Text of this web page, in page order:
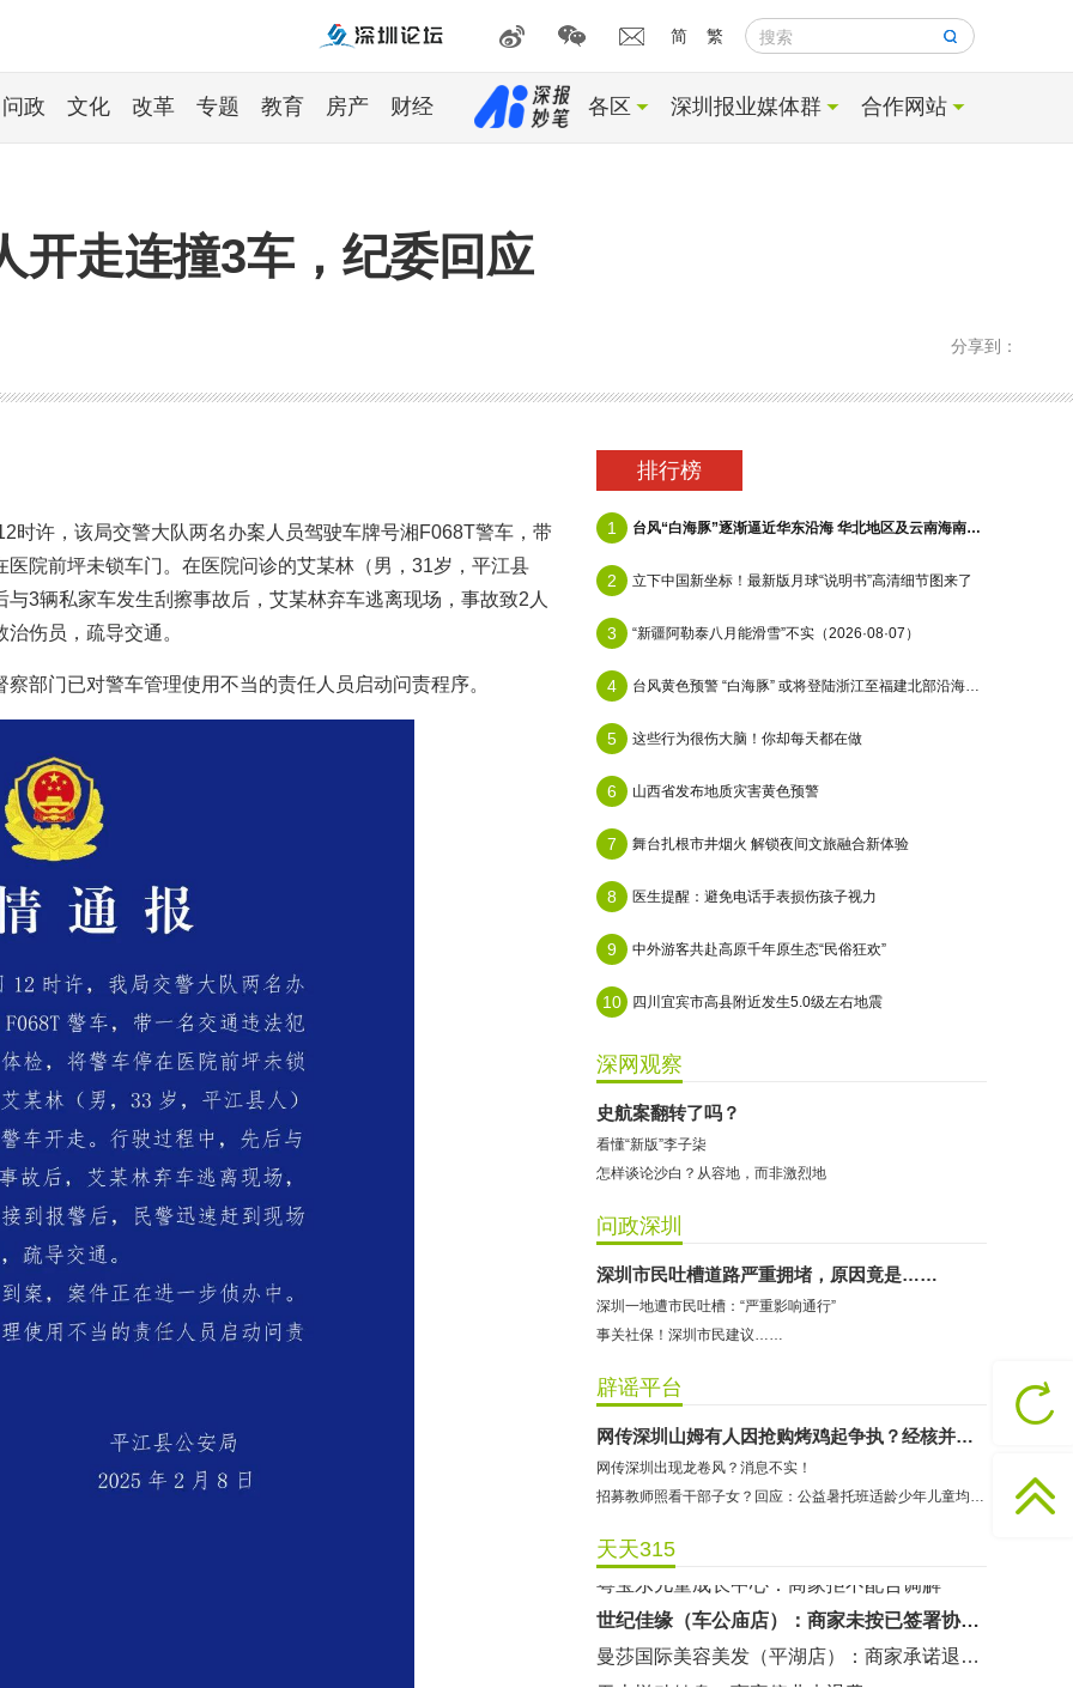
简 繁 搜索
问政 文化 改革 专题 教育 房产 财经 各区 深圳报业媒体群 合作网站
开走连撞3车，纪委回应
分享到：
时许，该局交警大队两名办案人员驾驶车牌号湘F068T警车，带
院前坪未锁车门。在医院问诊的艾某林（男，31岁，平江县
3辆私家车发生刮擦事故后，艾某林弃车逃离现场，事故致2人
伤员，疏导交通。
部门已对警车管理使用不当的责任人员启动问责程序。
排行榜
1 台风“白海豚”逐渐逼近华东沿海 华北地区及云南海南等地有降雨
2 立下中国新坐标！最新版月球“说明书”高清细节图来了
3 “新疆阿勒泰八月能滑雪”不实（2026·08·07）
4 台风黄色预警 “白海豚” 或将登陆浙江至福建北部沿海地区
5 这些行为很伤大脑！你却每天都在做
6 山西省发布地质灾害黄色预警
7 舞台扎根市井烟火 解锁夜间文旅融合新体验
8 医生提醒：避免电话手表损伤孩子视力
9 中外游客共赴高原千年原生态“民俗狂欢”
10 四川宜宾市高县附近发生5.0级左右地震
深网观察
史航案翻转了吗？
看懂“新版”李子柒
怎样谈论沙白？从容地，而非激烈地
问政深圳
深圳市民吐槽道路严重拥堵，原因竟是……
深圳一地遭市民吐槽：“严重影响通行”
事关社保！深圳市民建议……
辟谣平台
网传深圳山姆有人因抢购烤鸡起争执？经核并非发生在深圳
网传深圳出现龙卷风？消息不实！
招募教师照看干部子女？回应：公益暑托班适龄少年儿童均可报名
天天315
哈尔特健身：商家拒不配合调解
龅牙兔儿童情商训练营：商家承诺退费未履行
东方时代健身（KKONE店）：商家承诺退费未履行
粤宝乐儿童成长中心：商家拒不配合调解
无上悦动健身：商家停业未退费